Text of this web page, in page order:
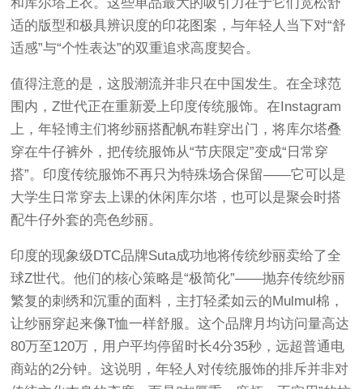
适的版型和极具辨识度的印花图案，与年轻人当下对“舒
适感”与“个性表达”的双重追求高度契合。
值得注意的是，这股潮流并非只在中国发生。在全球范
围内，Z世代正在重新爱上印度传统服饰。在Instagram
上，年轻博主们将纱丽搭配帆布鞋穿出门，将库尔塔叠
穿在牛仔裤外，把传统服饰从“节庆限定”变成“日常穿
搭”。印度传统服饰不再只为特殊场合保留——它可以是
大学生日常穿去上课的休闲库尔塔，也可以是聚会时搭
配牛仔外套的亮色纱丽。
印度的现象级DTC品牌Suta成功地将传统纱丽卖给了全
球Z世代。他们的核心策略是“极简化”——抛弃传统纱丽
繁复的刺绣和沉重的面料，主打轻柔如云的Mulmul棉，
让纱丽穿起来像T恤一样舒服。这个品牌月均访问量高达
80万至120万，用户平均停留时长4分35秒，远超普通电
商站的2分钟。这说明，年轻人对传统服饰的排斥并非对